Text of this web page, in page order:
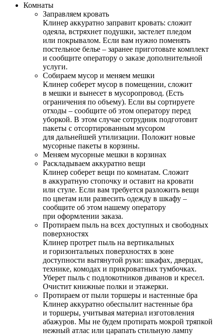
Комнаты
Заправляем кровать
Клинер аккуратно заправит кровать: сложит
одеяла, встряхнет подушки, застелет пледом
или покрывалом. Если вам нужно поменять
постельное белье – заранее приготовьте комплект
и сообщите оператору о заказе дополнительной
услуги.
Собираем мусор и меняем мешки
Клинер соберет мусор в помещении, сложит
в мешки и вынесет в мусоропровод. (Есть
ограничения по объему). Если вы сортируете
отходы – сообщите об этом оператору перед
уборкой. В этом случае сотрудник подготовит
пакеты с отсортированным мусором
для дальнейшей утилизации. Положит новые
мусорные пакеты в корзины.
Меняем мусорные мешки в корзинах
Раскладываем аккуратно вещи
Клинер соберет вещи по комнатам. Сложит
в аккуратную стопочку и оставит на кровати
или стуле. Если вам требуется разложить вещи
по цветам или развесить одежду в шкафу –
сообщите об этом нашему оператору
при оформлении заказа.
Протираем пыль на всех доступных и свободных
поверхностях
Клинер протрет пыль на вертикальных
и горизонтальных поверхностях в зоне
доступности вытянутой руки: шкафах, дверцах,
технике, комодах и прикроватных тумбочках.
Уберет пыль с подлокотников диванов и кресел.
Очистит книжные полки и этажерки.
Протираем от пыли торшеры и настенные бра
Клинер аккуратно обеспылит настенные бра
и торшеры, учитывая материал изготовления
абажуров. Мы не будем протирать мокрой тряпкой
нежный атлас или царапать стильную лампу